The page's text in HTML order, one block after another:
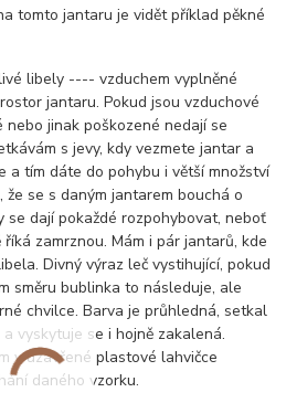
tomto jantaru je vidět příklad pěkné
libely ---- vzduchem vyplněné
jantaru. Pokud jsou vzduchové
jinak poškozené nedají se
s jevy, kdy vezmete jantar a
a tím dáte do pohybu i větší množství
se s daným jantarem bouchá o
se dají pokaždé rozpohybovat, neboť
zamrznou. Mám i pár jantarů, kde
Divný výraz leč vystihující, pokud
směru bublinka to následuje, ale
chvilce. Barva je průhledná, setkal
vyskytuje se i hojně zakalená.
v uzavřené plastové lahvičce
daného vzorku.